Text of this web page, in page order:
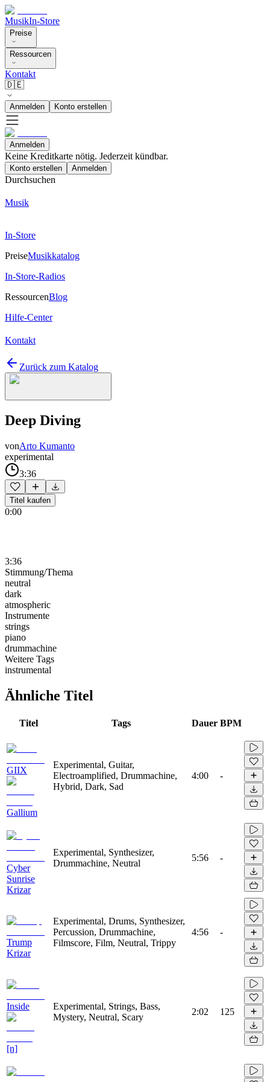
MusikIn-Store
Preise
Ressourcen
Kontakt
🇩🇪
Anmelden Konto erstellen
Anmelden
Keine Kreditkarte nötig. Jederzeit kündbar.
Konto erstellen Anmelden
Durchsuchen
Musik
In-Store
PreiseMusikkatalog
In-Store-Radios
RessourcenBlog
Hilfe-Center
Kontakt
Zurück zum Katalog
Deep Diving
vonArto Kumanto
experimental
3:36
Titel kaufen
0:00
3:36
Stimmung/Thema
neutral
dark
atmospheric
Instrumente
strings
piano
drummachine
Weitere Tags
instrumental
Ähnliche Titel
Titel Tags Dauer BPM
GIIX
Gallium
Experimental, Guitar,
Electroamplified, Drummachine,
Hybrid, Dark, Sad
4:00 -
Cyber
Sunrise
Krizar
Experimental, Synthesizer,
Drummachine, Neutral
5:56 -
Trump
Krizar
Experimental, Drums, Synthesizer,
Percussion, Drummachine,
Filmscore, Film, Neutral, Trippy
4:56 -
Inside
[n]
Experimental, Strings, Bass,
Mystery, Neutral, Scary
2:02 125